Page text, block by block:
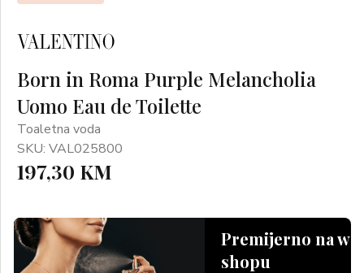
Born in Roma Purple Melancholia
Uomo Eau de Toilette
Toaletna voda
SKU: VAL025800
197,30 KM
Premijerno na
shopu